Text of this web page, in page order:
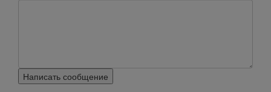
Написать сообщение